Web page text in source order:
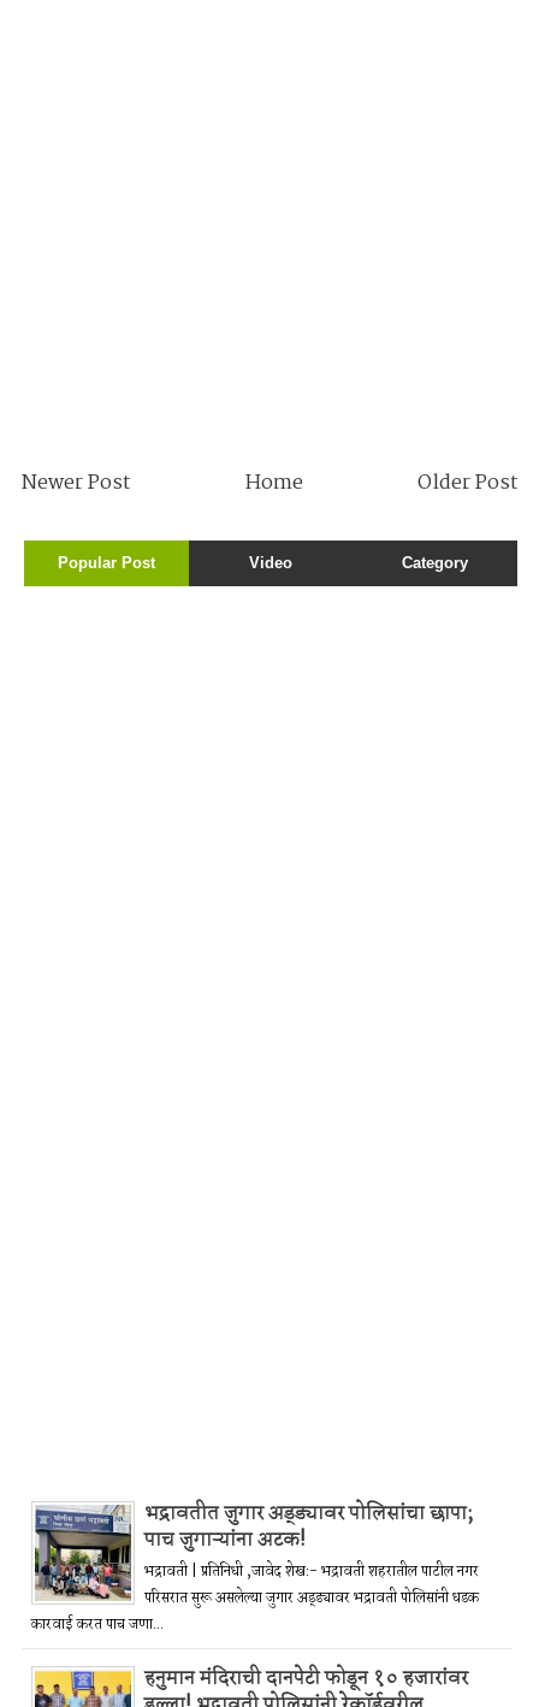
Newer Post Older Post
Home
Popular Post Video Category
भद्रावतीत जुगार अड्ड्यावर पोलिसांचा छापा;
पाच जुगाऱ्यांना अटक!
भद्रावती | प्रतिनिधी ,जावेद शेख:- भद्रावती शहरातील पाटील नगर
परिसरात सुरू असलेल्या जुगार अड्ड्यावर भद्रावती पोलिसांनी धडक
कारवाई करत पाच जणा...
हनुमान मंदिराची दानपेटी फोडून १० हजारांवर